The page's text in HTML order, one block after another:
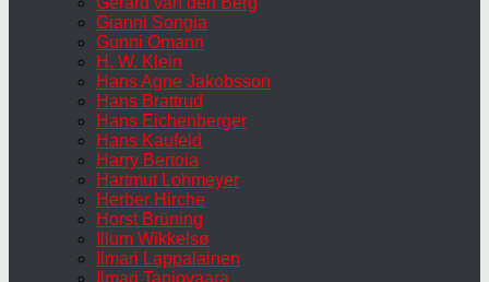
Gianni Songia
Gunni Omann
H. W. Klein
Hans Agne Jakobsson
Hans Brattrud
Hans Eichenberger
Hans Kaufeld
Harry Bertoia
Hartmut Lohmeyer
Herber Hirche
Horst Brüning
Illum Wikkelsø
Ilmari Lappalainen
Ilmari Tapiovaara